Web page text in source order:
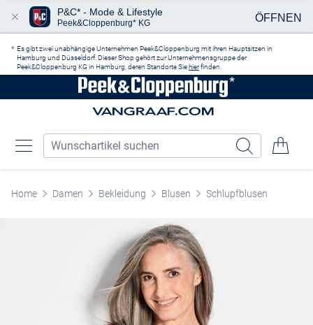
Es gibt zwei unabhängige Unternehmen Peek&Cloppenburg mit ihren Hauptsitzen in
Hamburg und Düsseldorf. Dieser Shop gehört zur Unternehmensgruppe der
Peek&Cloppenburg KG in Hamburg, deren Standorte Sie hierfinden.
Home Damen Bekleidung Blusen Schlupfblusen
P&C* - Mode & Lifestyle
Peek&Cloppenburg* KG ÖFFNEN